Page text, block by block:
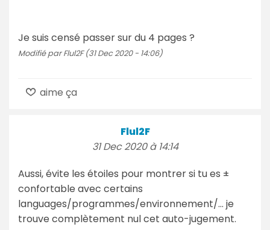
Je suis censé passer sur du 4 pages ?
Modifié par Flul2F (31 Dec 2020 - 14:06)
aime ça
Flul2F
31 Dec 2020 à 14:14
Aussi, évite les étoiles pour montrer si tu es ±
confortable avec certains
languages/programmes/environnement/… je
trouve complètement nul cet auto-jugement.